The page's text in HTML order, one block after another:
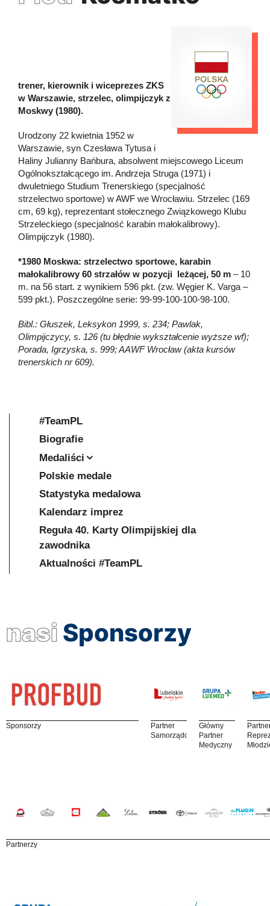
trener, kierownik i wiceprezes ZKS
w Warszawie, strzelec, olimpijczyk z
Moskwy (1980).
Urodzony 22 kwietnia 1952 w
Warszawie, syn Czesława Tytusa i
Haliny Julianny Bańbura, absolwent miejscowego Liceum
Ogólnokształcącego im. Andrzeja Struga (1971) i
dwuletniego Studium Trenerskiego (specjalność
strzelectwo sportowe) w AWF we Wrocławiu. Strzelec (169
cm, 69 kg), reprezentant stołecznego Związkowego Klubu
Strzeleckiego (specjalność karabin małokalibrowy).
Olimpijczyk (1980).
*1980 Moskwa: strzelectwo sportowe, karabin
małokalibrowy 60 strzałów w pozycji leżącej, 50 m – 10
m. na 56 start. z wynikiem 596 pkt. (zw. Węgier K. Varga –
599 pkt.). Poszczególne serie: 99-99-100-100-98-100.
Bibl.: Głuszek, Leksykon 1999, s. 234; Pawlak,
Olimpijczycy, s. 126 (tu błędnie wykształcenie wyższe wf);
Porada, Igrzyska, s. 999; AAWF Wrocław (akta kursów
trenerskich nr 609).
#TeamPL
Biografie
Medaliści
Polskie medale
Statystyka medalowa
Kalendarz imprez
Reguła 40. Karty Olimpijskiej dla
zawodnika
Aktualności #TeamPL
nasi Sponsorzy
Sponsorzy
Partner
Samorządowy
Główny
Partner
Medyczny
Partnerzy